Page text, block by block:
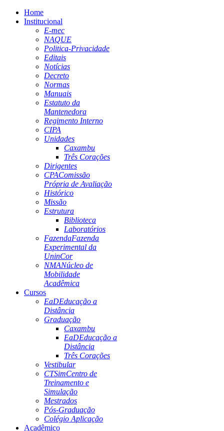
Home
Institucional
E-mec
NAQUE
Politica-Privacidade
Editais
Notícias
Decreto
Normas
Manuais
Estatuto da
Mantenedora
Regimento Interno
CIPA
Unidades
Caxambu
Três Corações
Dirigentes
CPAComissão
Própria de Avaliação
Histórico
Missão
Estrutura
Biblioteca
Laboratórios
FazendaFazenda
Experimental da
UninCor
NMANúcleo de
Mobilidade
Acadêmica
Cursos
EaDEducação a
Distância
Graduação
Caxambu
EaDEducação a
Distância
Três Corações
Vestibular
CTSimCentro de
Treinamento e
Simulação
Mestrados
Pós-Graduação
Colégio Aplicação
Acadêmico